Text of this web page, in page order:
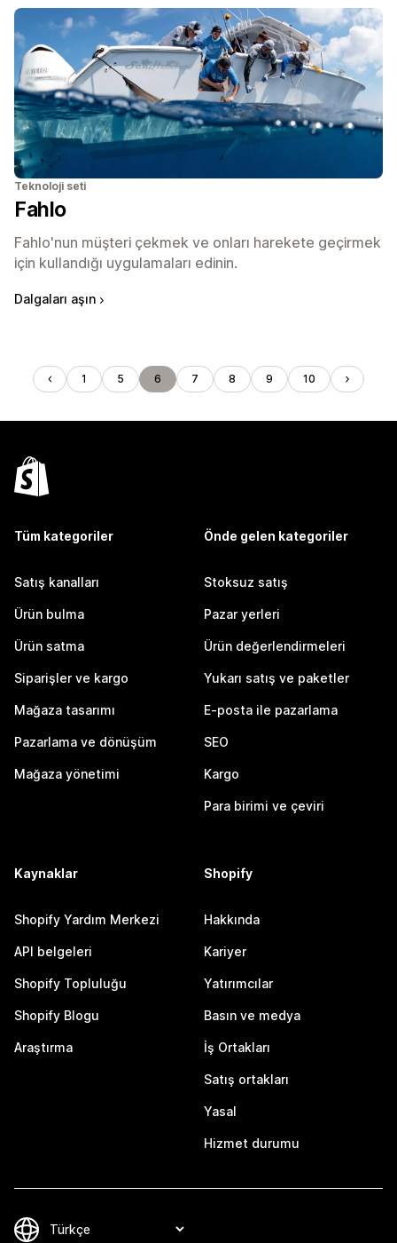
Teknoloji seti
Fahlo
Fahlo'nun müşteri çekmek ve onları harekete geçirmek
için kullandığı uygulamaları edinin.
Dalgaları aşın
1 5 6 7 8 9 10
Tüm kategoriler
Satış kanalları
Ürün bulma
Ürün satma
Siparişler ve kargo
Mağaza tasarımı
Pazarlama ve dönüşüm
Mağaza yönetimi
Önde gelen kategoriler
Stoksuz satış
Pazar yerleri
Ürün değerlendirmeleri
Yukarı satış ve paketler
E-posta ile pazarlama
SEO
Kargo
Para birimi ve çeviri
Kaynaklar
Shopify Yardım Merkezi
API belgeleri
Shopify Topluluğu
Shopify Blogu
Araştırma
Shopify
Hakkında
Kariyer
Yatırımcılar
Basın ve medya
İş Ortakları
Satış ortakları
Yasal
Hizmet durumu